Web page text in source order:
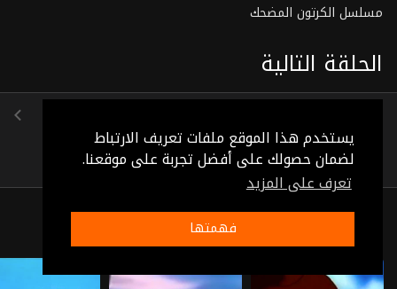
يستخدم هذا الموقع ملفات تعريف الارتباط
لضمان حصولك على أفضل تجربة على موقعنا.
تعرف على المزيد
فهمتها
مسلسل الكرتون المضحك
الحلقة التالية
(0:21:27)